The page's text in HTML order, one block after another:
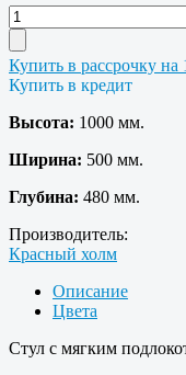
Купить в рассрочку на
Купить в кредит
Высота: 1000 мм.
Ширина: 500 мм.
Глубина: 480 мм.
Производитель:
Красный холм
Описание
Цвета
Стул с мягким